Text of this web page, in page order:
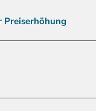
Preiserhöhung